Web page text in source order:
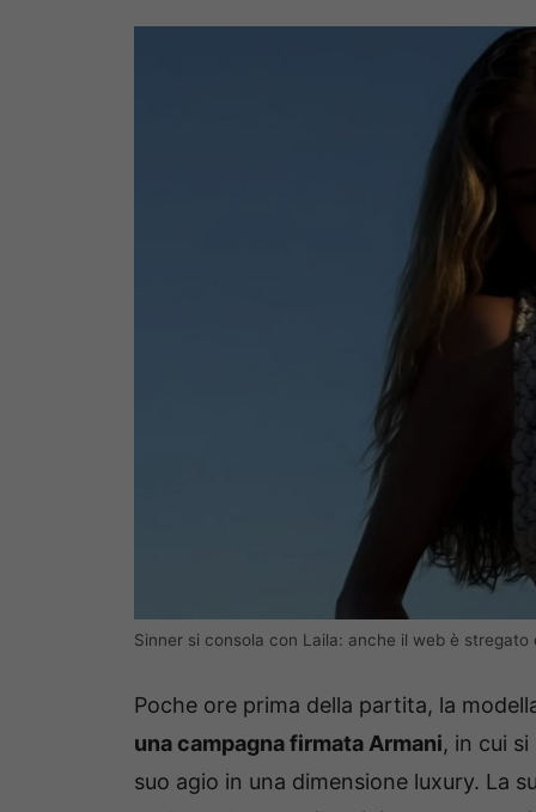
Sinner si consola con Laila: anche il web è
Poche ore prima della partita, la
una campagna firmata Armani, in cui
suo agio in una dimensione luxury. La